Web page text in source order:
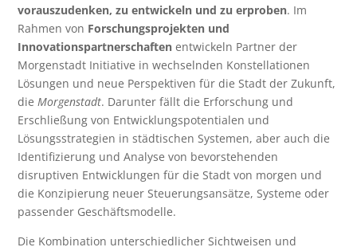
vorauszudenken, zu entwickeln und zu erproben. Im
Rahmen von Forschungsprojekten und
Innovationspartnerschaften entwickeln Partner der
Morgenstadt Initiative in wechselnden Konstellationen
Lösungen und neue Perspektiven für die Stadt der Zukunft,
dieMorgenstadt. Darunter fällt die Erforschung und
Erschließung von Entwicklungspotentialen und
Lösungsstrategien in städtischen Systemen, aber auch die
Identifizierung und Analyse von bevorstehenden
disruptiven Entwicklungen für die Stadt von morgen und
die Konzipierung neuer Steuerungsansätze, Systeme oder
passender Geschäftsmodelle.
Die Kombination unterschiedlicher Sichtweisen und